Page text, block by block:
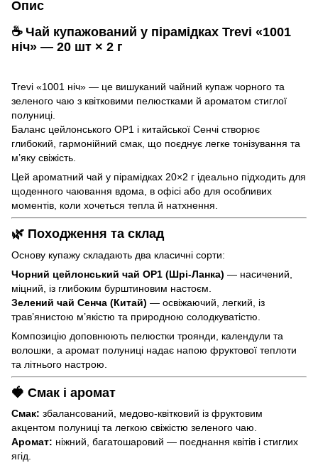
Опис
☕ Чай купажований у пірамідках Trevi «1001
ніч» — 20 шт × 2 г
Trevi «1001 ніч» — це вишуканий чайний купаж чорного та
зеленого чаю з квітковими пелюстками й ароматом стиглої
полуниці.
Баланс цейлонського OP1 і китайської Сенчі створює
глибокий, гармонійний смак, що поєднує легке тонізування та
м’яку свіжість.
Цей ароматний чай у пірамідках 20×2 г ідеально підходить для
щоденного чаювання вдома, в офісі або для особливих
моментів, коли хочеться тепла й натхнення.
🌿 Походження та склад
Основу купажу складають два класичні сорти:
Чорний цейлонський чай OP1 (Шрі-Ланка) — насичений,
міцний, із глибоким бурштиновим настоєм.
Зелений чай Сенча (Китай) — освіжаючий, легкий, із
трав’янистою м’якістю та природною солодкуватістю.
Композицію доповнюють пелюстки троянди, календули та
волошки, а аромат полуниці надає напою фруктової теплоти
та літнього настрою.
🍓 Смак і аромат
Смак: збалансований, медово-квітковий із фруктовим
акцентом полуниці та легкою свіжістю зеленого чаю.
Аромат: ніжний, багатошаровий — поєднання квітів і стиглих
ягід.